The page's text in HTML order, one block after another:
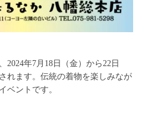
2024年7月18日（金）から22日
れます。伝統の着物を楽しみなが
ベントです。